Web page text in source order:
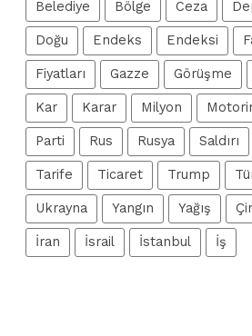
Belediye Bölge Ceza
Doğu Endeks Endeksi
Fiyatları Gazze Görüşme
Kar Karar Milyon
Parti Rus Rusya Saldırı
Tarife Ticaret Trump
Ukrayna Yangın Yağış
İran İsrail İstanbul İş